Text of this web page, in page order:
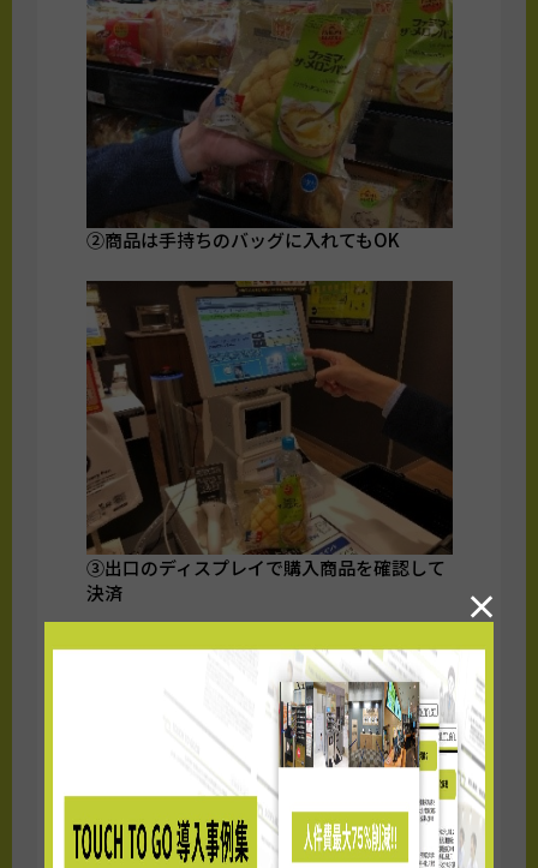
②商品は手持ちのバッグに入れてもOK
③出口のディスプレイで購入商品を確認して
決済
■店舗概要
店舗名称 ：ファミリーマート羽村駅／S
住所 ：東京都羽村市羽東1丁目7-26
オープン日 ：2024年3月22日（金）
営業時間 ：7:00～23:00
支払方法 ：バーコード決済、交通系電子
×